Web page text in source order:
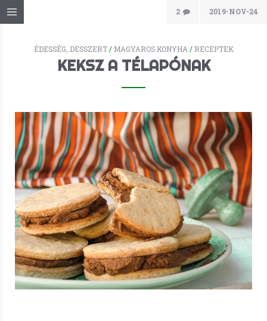
2 2019-NOV-24
ÉDESSÉG, DESSZERT/ MAGYAROS KONYHA/ RECEPTEK
KEKSZ A TÉLAPÓNAK